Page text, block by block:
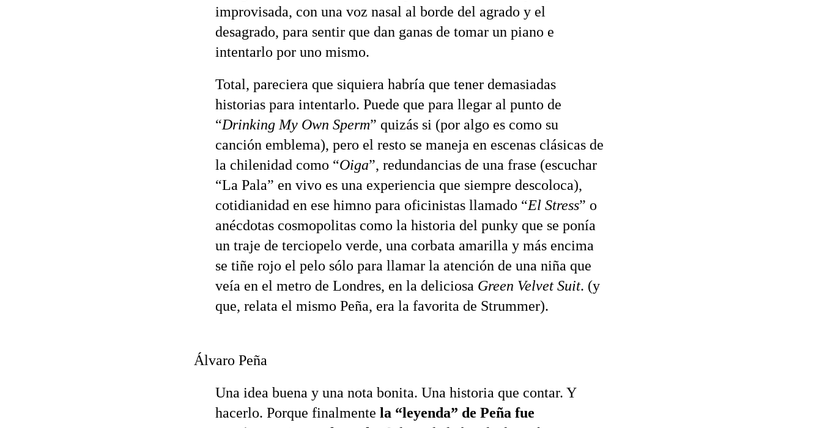
improvisada, con una voz nasal al borde del agrado y el
desagrado, para sentir que dan ganas de tomar un piano e
intentarlo por uno mismo.
Total, pareciera que siquiera habría que tener demasiadas
historias para intentarlo. Puede que para llegar al punto de
“Drinking My Own Sperm” quizás si (por algo es como su
canción emblema), pero el resto se maneja en escenas clásicas de
la chilenidad como “Oiga”, redundancias de una frase (escuchar
“La Pala” en vivo es una experiencia que siempre descoloca),
cotidianidad en ese himno para oficinistas llamado “El Stress” o
anécdotas cosmopolitas como la historia del punky que se ponía
un traje de terciopelo verde, una corbata amarilla y más encima
se tiñe rojo el pelo sólo para llamar la atención de una niña que
veía en el metro de Londres, en la deliciosa Green Velvet Suit. (y
que, relata el mismo Peña, era la favorita de Strummer).
Álvaro Peña
Una idea buena y una nota bonita. Una historia que contar. Y
hacerlo. Porque finalmente la “leyenda” de Peña fue